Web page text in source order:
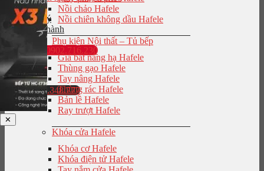
Đại lý
Bảo hành
0902.716.230
0943.848.777
Nồi chảo Hafele
Nồi chiên không dầu Hafele
Phụ kiện Nội thất – Tủ bếp
Giá bát nâng hạ Hafele
Thùng gạo Hafele
Tay nâng Hafele
Thùng rác Hafele
Bản lề Hafele
Ray trượt Hafele
Khóa cửa Hafele
Khóa cơ Hafele
Khóa điện tử Hafele
✕